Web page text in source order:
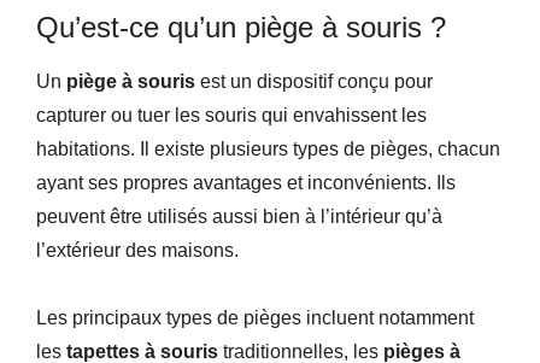
Qu’est-ce qu’un piège à souris ?
Un piège à souris est un dispositif conçu pour
capturer ou tuer les souris qui envahissent les
habitations. Il existe plusieurs types de pièges, chacun
ayant ses propres avantages et inconvénients. Ils
peuvent être utilisés aussi bien à l’intérieur qu’à
l’extérieur des maisons.
Les principaux types de pièges incluent notamment
les tapettes à souris traditionnelles, les pièges à